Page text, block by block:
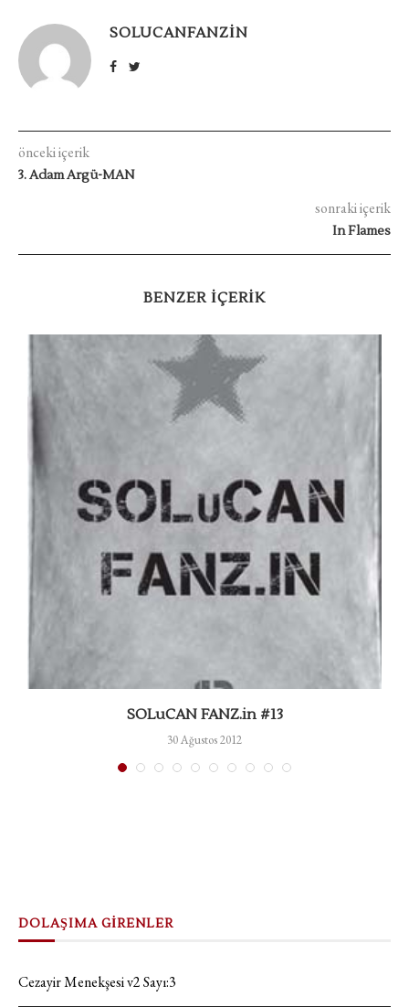
SOLUCANFANZIN
önceki içerik
3. Adam Argü-MAN
sonraki içerik
In Flames
BENZER IÇERIK
SOLuCAN FANZ.in #13
30 Ağustos 2012
DOLAŞIMA GİRENLER
Cezayir Menekşesi v2 Sayı:3